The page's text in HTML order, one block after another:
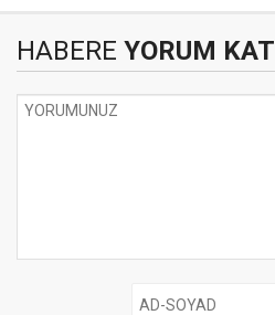
HABERE YORUM KAT